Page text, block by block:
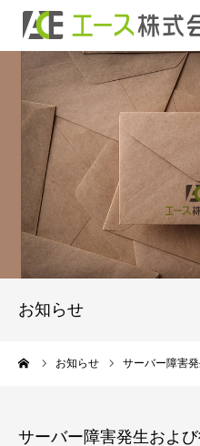
お知らせ
お知らせ サーバー障害
サーバー障害発生およ
HOME
お申込について
お借入について
ご返済について
お問合せ